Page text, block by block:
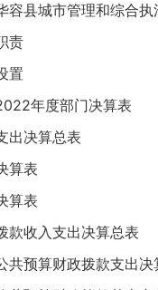
县城市管理和综合执
责
置
年度部门决算表
决算总表
表
表
收入支出决算总表
预算财政拨款支出决